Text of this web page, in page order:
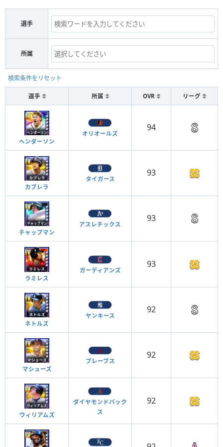
選手
所属
検索条件をリセット
選手 所属 OVR リーグ
ヘンダーソン
オリオールズ
94
カブレラ
タイガース
93
チャップマン
アスレチックス
93
ラミレス
ガーディアンズ
93
ネトルズ
ヤンキース
92
マシューズ
ブレーブス
92
ウィリアムズ
ダイヤモンドバック
ス
92